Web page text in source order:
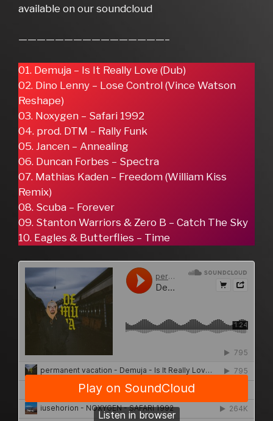
available on our soundcloud
————————————————–
01. Demuja – Is It Really Love (Dub)
02. Dino Lenny – Lose Control (Vince Watson
Reshape)
03. Noxygen – Safari 1992
04. prod. DTM – Rally Funk
05. Jancen – Annealing
06. Duncan Forbes – Spectra
07. Mathias Kaden – Freedom (William Kiss
Remix)
08. Scuba – Forever
09. Stanton Warriors & Zero B – Catch The Sky
10. Eagles & Butterflies – Time